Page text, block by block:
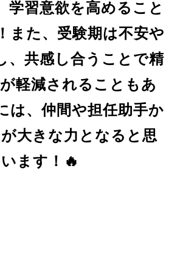
学習意欲を高めること
また、受験期は不安や
、共感し合うことで精
軽減されることもあ
は、仲間や担任助手か
大きな力となると思
います！🔥